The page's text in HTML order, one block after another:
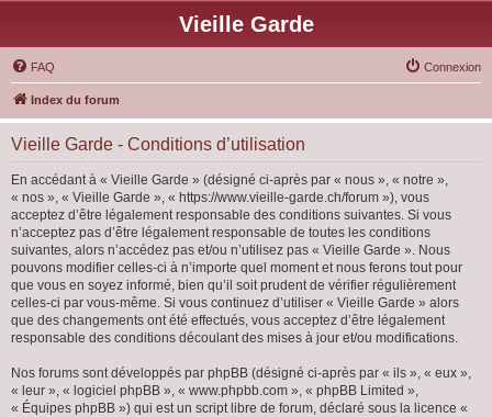
Vieille Garde
FAQ Connexion
Index du forum
Vieille Garde - Conditions d’utilisation
En accédant à « Vieille Garde » (désigné ci-après par « nous », « notre »,
« nos », « Vieille Garde », « https://www.vieille-garde.ch/forum »), vous
acceptez d’être légalement responsable des conditions suivantes. Si vous
n’acceptez pas d’être légalement responsable de toutes les conditions
suivantes, alors n’accédez pas et/ou n’utilisez pas « Vieille Garde ». Nous
pouvons modifier celles-ci à n’importe quel moment et nous ferons tout pour
que vous en soyez informé, bien qu’il soit prudent de vérifier régulièrement
celles-ci par vous-même. Si vous continuez d’utiliser « Vieille Garde » alors
que des changements ont été effectués, vous acceptez d’être légalement
responsable des conditions découlant des mises à jour et/ou modifications.
Nos forums sont développés par phpBB (désigné ci-après par « ils », « eux »,
« leur », « logiciel phpBB », « www.phpbb.com », « phpBB Limited »,
« Équipes phpBB ») qui est un script libre de forum, déclaré sous la licence «